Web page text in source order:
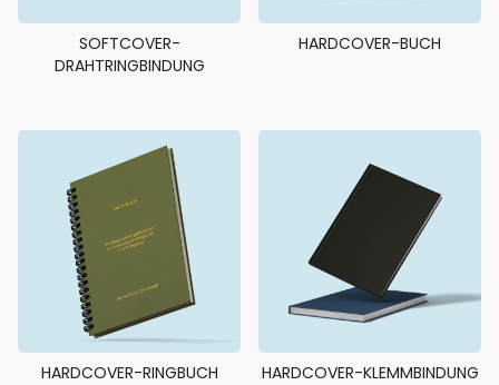
SOFTCOVER-
DRAHTRINGBINDUNG
HARDCOVER-BUCH
HARDCOVER-RINGBUCH HARDCOVER-KLEMMBINDUNG